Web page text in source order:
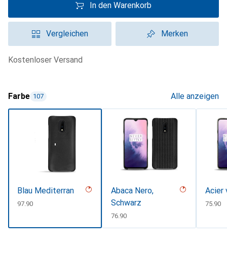
In den Warenkorb
Vergleichen Merken
kostenloser Versand
Farbe 107 Alle anzeigen
Blau Mediterran
CHF
97.90
Abaca Nero,
Schwarz
CHF
76.90
Acier
CHF
75.90